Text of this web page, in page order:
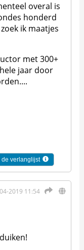
overal is
honderd
ik maatjes
met 300+
jaar door
de verlanglijst
2019 11:54